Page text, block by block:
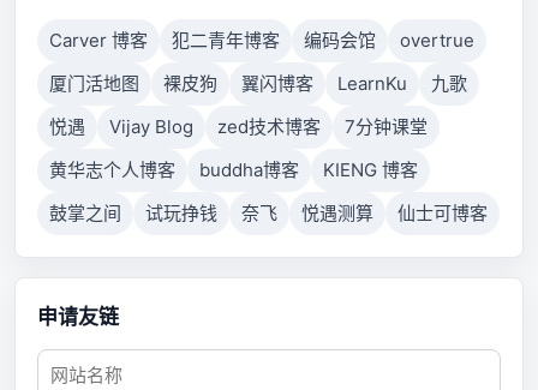
Carver 博客 犯二青年博客 编码会馆
overtrue
厦门活地图
裸皮狗 翼闪博客 LearnKu
九歌
悦遇
Vijay Blog zed技术博客
7分钟课堂
黄华志个人博客
buddha博客
KIENG 博客
鼓掌之间
试玩挣钱 奈飞 悦遇测算 仙士可博客
申请友链